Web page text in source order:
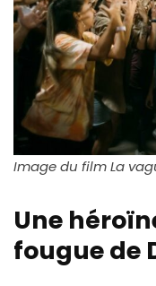
Image du film La
Une
fougue de